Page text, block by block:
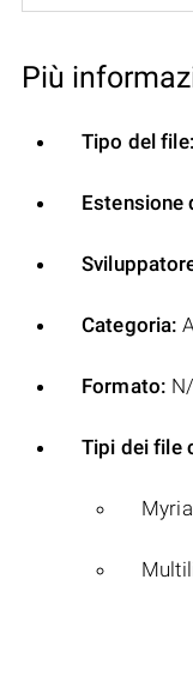
Più
Tipo del file:
Estensione
Categoria:
Formato:
Tipi dei file